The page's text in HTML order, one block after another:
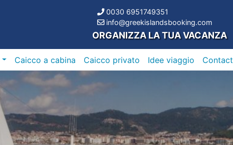
0030 6951749351
info@greekislandsbooking.com
ORGANIZZA LA TUA VACANZA
Caicco a cabina Caicco privato Idee viaggio Contact